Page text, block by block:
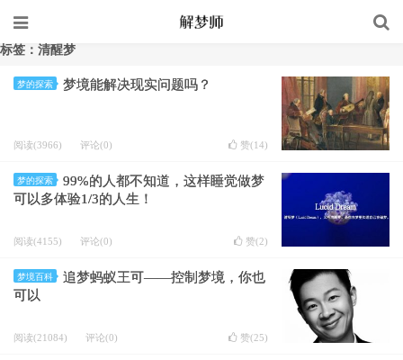
标签：清醒梦
梦的探索 梦境能解决现实问题吗？
阅读(3966) 评论(0) 赞(14)
梦的探索
99%的人都不知道，这样睡觉做梦
可以多体验1/3的人生！
阅读(4155) 评论(0) 赞(2)
梦境百科
追梦蚂蚁王可——控制梦境，你也
可以
阅读(21084) 评论(0) 赞(25)